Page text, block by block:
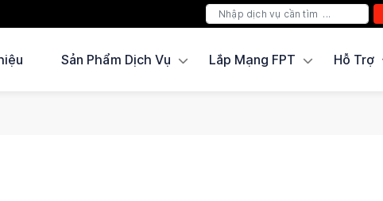
Sản Phẩm Dịch Vụ Lắp Mạng FPT Hỗ Trợ